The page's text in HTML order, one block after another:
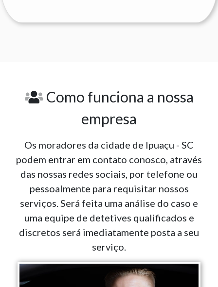
Como funciona a nossa
empresa
Os moradores da cidade de Ipuaçu - SC
podem entrar em contato conosco, através
das nossas redes sociais, por telefone ou
pessoalmente para requisitar nossos
serviços. Será feita uma análise do caso e
uma equipe de detetives qualificados e
discretos será imediatamente posta a seu
serviço.